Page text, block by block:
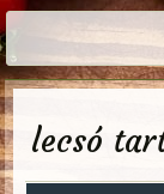
lecsó